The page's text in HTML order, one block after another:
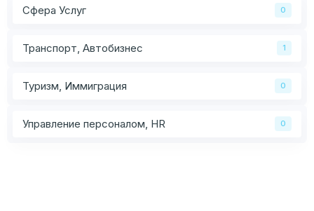
Сфера Услуг 0
Транспорт, Автобизнес 1
Туризм, Иммиграция 0
Управление персоналом, HR 0